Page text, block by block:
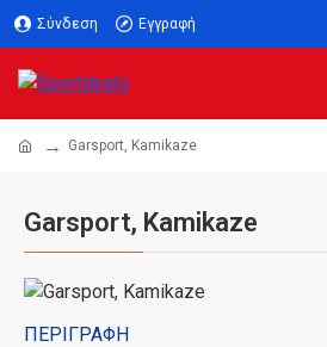
Σύνδεση Εγγραφή
Garsport, Kamikaze
Garsport, Kamikaze
ΠΕΡΙΓΡΑΦΉ